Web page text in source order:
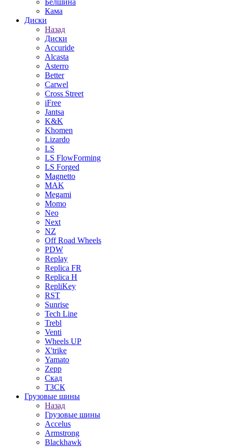
Белшина
Кама
Диски
Назад
Диски
Accuride
Alcasta
Asterro
Better
Carwel
Cross Street
iFree
Jantsa
K&K
Khomen
Lizardo
LS
LS FlowForming
LS Forged
Magnetto
MAK
Megami
Momo
Neo
Next
NZ
Off Road Wheels
PDW
Replay
Replica FR
Replica H
RepliKey
RST
Sunrise
Tech Line
Trebl
Venti
Wheels UP
X'trike
Yamato
Zepp
Скад
ТЗСК
Грузовые шины
Назад
Грузовые шины
Accelus
Armstrong
Blackhawk